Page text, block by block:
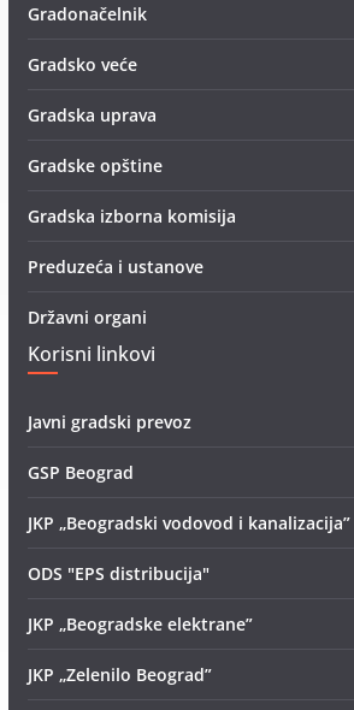
Gradonačelnik
Gradsko veće
Gradska uprava
Gradske opštine
Gradska izborna komisija
Preduzeća i ustanove
Državni organi
Korisni linkovi
Javni gradski prevoz
GSP Beograd
JKP „Beogradski vodovod i kanalizacija”
ODS "EPS distribucija"
JKP „Beogradske elektrane”
JKP „Zelenilo Beograd”